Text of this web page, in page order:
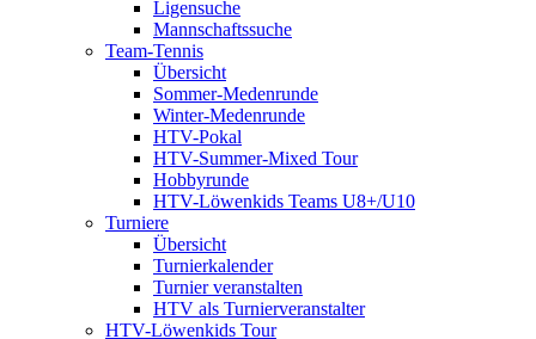
Ligensuche
Mannschaftssuche
Team-Tennis
Übersicht
Sommer-Medenrunde
Winter-Medenrunde
HTV-Pokal
HTV-Summer-Mixed Tour
Hobbyrunde
HTV-Löwenkids Teams U8+/U10
Turniere
Übersicht
Turnierkalender
Turnier veranstalten
HTV als Turnierveranstalter
HTV-Löwenkids Tour